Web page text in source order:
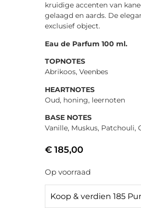
kruidige accenten van
gelaagd en aards. De
exclusief object.
Eau de Parfum 100 ml.
TOPNOTES
Abrikoos, Veenbes
HEARTNOTES
Oud, honing, leernoten
BASE NOTES
Vanille, Muskus, Patchouli,
€ 185,00
Op voorraad
Koop & verdien 185